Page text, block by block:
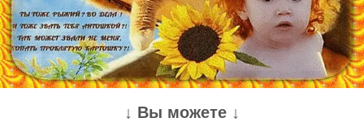
↓ Вы можете ↓